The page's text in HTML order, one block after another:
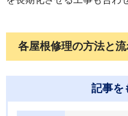
各屋根修理の方法と
記事を